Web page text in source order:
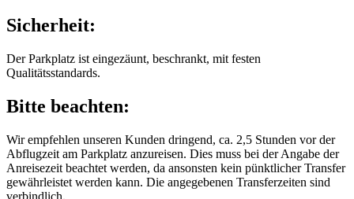
Sicherheit:
Der Parkplatz ist eingezäunt, beschrankt, mit festen
Qualitätsstandards.
Bitte beachten:
Wir empfehlen unseren Kunden dringend, ca. 2,5 Stunden vor der
Abflugzeit am Parkplatz anzureisen. Dies muss bei der Angabe der
Anreisezeit beachtet werden, da ansonsten kein pünktlicher Transfer
gewährleistet werden kann. Die angegebenen Transferzeiten sind
verbindlich.